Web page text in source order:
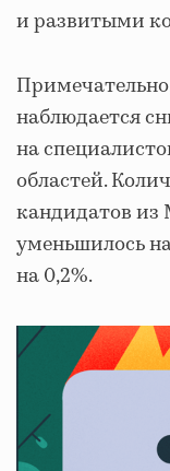
и развитыми
наблюдается
на
областей.
кандидатов из
уменьшилось
на 0,2%.